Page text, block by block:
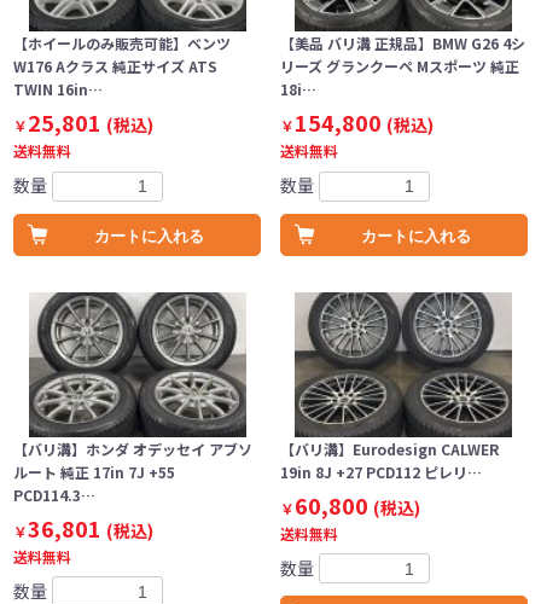
【ホイールのみ販売可能】ベンツ
W176 Aクラス 純正サイズ ATS
TWIN 16in…
￥25,801 (税込)
送料無料
数量
カートに入れる
【美品 バリ溝 正規品】BMW G26 4シ
リーズ グランクーペ Mスポーツ 純正
18i…
￥154,800 (税込)
送料無料
数量
カートに入れる
【バリ溝】ホンダ オデッセイ アブソ
ルート 純正 17in 7J +55
PCD114.3…
￥36,801 (税込)
送料無料
数量
【バリ溝】Eurodesign CALWER
19in 8J +27 PCD112 ピレリ…
￥60,800 (税込)
送料無料
数量